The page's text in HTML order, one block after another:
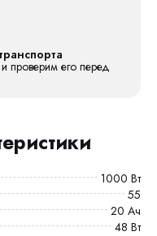
проверим его перед
1000 Вт
55
20 Ач
48 Вт